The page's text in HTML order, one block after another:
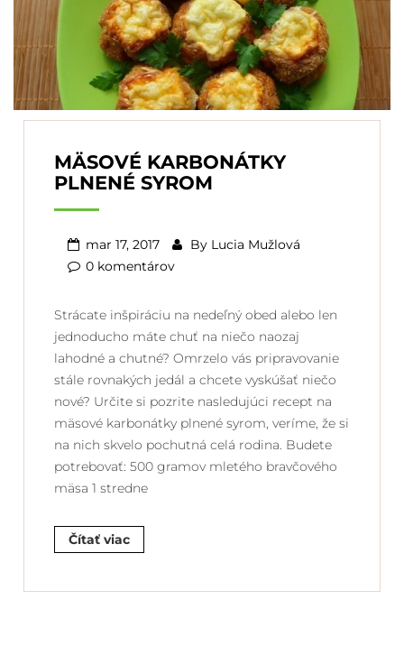
MÄSOVÉ KARBONÁTKY
PLNENÉ SYROM
mar 17, 2017 By Lucia Mužlová
0 komentárov
Strácate inšpiráciu na nedeľný obed alebo len
jednoducho máte chuť na niečo naozaj
lahodné a chutné? Omrzelo vás pripravovanie
stále rovnakých jedál a chcete vyskúšať niečo
nové? Určite si pozrite nasledujúci recept na
mäsové karbonátky plnené syrom, veríme, že si
na nich skvelo pochutná celá rodina. Budete
potrebovať: 500 gramov mletého bravčového
mäsa 1 stredne
Čítať viac